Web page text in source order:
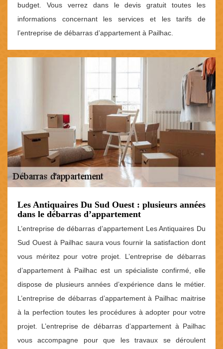
budget. Vous verrez dans le devis gratuit toutes les
informations concernant les services et les tarifs de
l’entreprise de débarras d’appartement à Pailhac.
Les Antiquaires Du Sud Ouest : plusieurs années
dans le débarras d’appartement
L’entreprise de débarras d’appartement Les Antiquaires Du
Sud Ouest à Pailhac saura vous fournir la satisfaction dont
vous méritez pour votre projet. L’entreprise de débarras
d’appartement à Pailhac est un spécialiste confirmé, elle
dispose de plusieurs années d’expérience dans le métier.
L’entreprise de débarras d’appartement à Pailhac maitrise
à la perfection toutes les procédures à adopter pour votre
projet. L’entreprise de débarras d’appartement à Pailhac
vous accompagne pour que les travaux se déroulent